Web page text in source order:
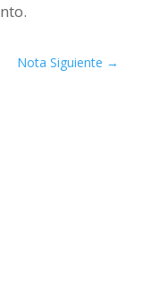
Nota Siguiente →